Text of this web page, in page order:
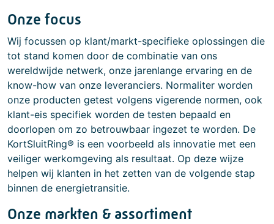
Onze focus
Wij focussen op klant/markt-specifieke oplossingen die
tot stand komen door de combinatie van ons
wereldwijde netwerk, onze jarenlange ervaring en de
know-how van onze leveranciers. Normaliter worden
onze producten getest volgens vigerende normen, ook
klant-eis specifiek worden de testen bepaald en
doorlopen om zo betrouwbaar ingezet te worden. De
KortSluitRing® is een voorbeeld als innovatie met een
veiliger werkomgeving als resultaat. Op deze wijze
helpen wij klanten in het zetten van de volgende stap
binnen de energietransitie.
Onze markten & assortiment